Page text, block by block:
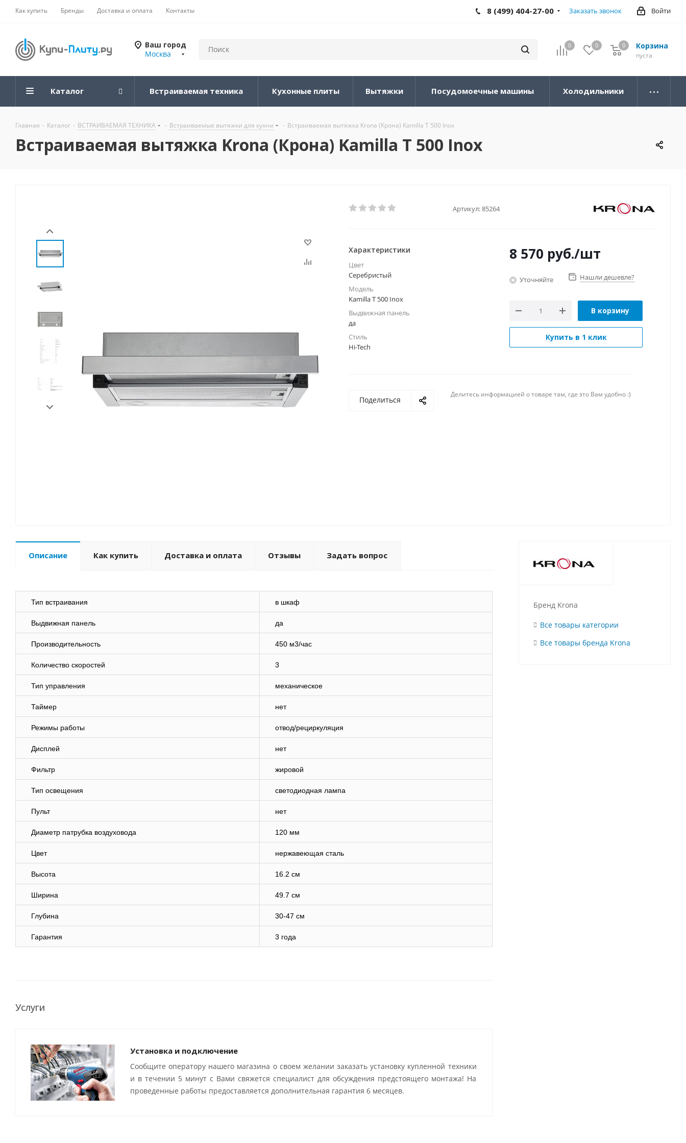
Как купить Бренды Доставка и оплата Контакты Войти
8 (499) 404-27-00 Заказать звонок
Ваш город
Москва
0 0 Корзина
0
пуста
0
Каталог Встраиваемая техника Кухонные плиты Вытяжки Посудомоечные машины Холодильники
Главная - Каталог - ВСТРАИВАЕМАЯ ТЕХНИКА - Встраиваемые вытяжки для кухни - Встраиваемая вытяжка Krona (Крона) Kamilla T 500 Inox
Встраиваемая вытяжка Krona (Крона) Kamilla T 500 Inox
Артикул:85264
Характеристики
Цвет
Серебристый
Модель
Kamilla T 500 Inox
Выдвижная панель
да
Стиль
Hi-Tech
8 570 руб./шт
Уточняйте Нашли дешевле?
В корзину
Купить в 1 клик
Поделиться
Делитесь информацией о товаре там, где это Вам удобно :)
Описание Как купить Доставка и оплата Отзывы Задать вопрос
Тип встраивания в шкаф
Выдвижная панель да
Производительность 450 м3/час
Количество скоростей 3
Тип управления механическое
Таймер нет
Режимы работы отвод/рециркуляция
Дисплей нет
Фильтр жировой
Тип освещения светодиодная лампа
Пульт нет
Диаметр патрубка воздуховода 120 мм
Цвет нержавеющая сталь
Высота 16.2 см
Ширина 49.7 см
Глубина 30-47 см
Гарантия 3 года
Услуги
Установка и подключение
Сообщите оператору нашего магазина о своем желании заказать установку купленной техники
и в течении 5 минут с Вами свяжется специалист для обсуждения предстоящего монтажа! На
проведенные работы предоставляется дополнительная гарантия 6 месяцев.
Бренд Krona
Все товары категории
Все товары бренда Krona